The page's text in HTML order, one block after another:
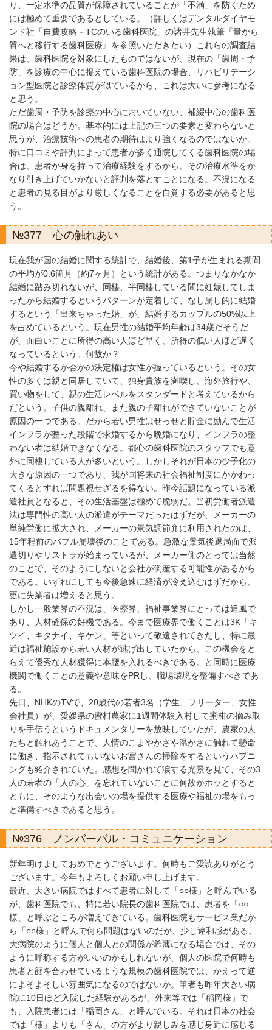
り、一定水準の品質が保障されていることが「不満」を防ぐため
には極めて重要であるとしている。（詳しくはデンタルダイヤモ
ンド社「自費攻略－TCのいる歯科医院」の諸井先生執筆『量から
質へと移行する歯科医療』を参照いただきたい）これらの調査結
果は、歯科医院を対象にしたものではないが、現在の「歯周・予
防」を診療の中心に捉えている歯科医院の場合、リハビリテーシ
ョン型医院と診療体質が似ているから、これは大いに参考になる
と思う。
ただ歯周・予防を診療の中心においていない、補綴中心の歯科医
院の場合はどうか。基本的には上記の三つの要素と変わらないと
思うが、治療技術への患者の期待はより強くなるのではないか。
特に口コミや評判によって患者が多く通院してくる歯科医院の場
合は、患者が身を持って治療経験をするから、その治療水準をか
なり引き上げていかないと評判を落とすことになる。不況になる
と患者の見る目がより厳しくなることを自覚する必要があると思
う。
№377 心の触れあい
現在我が国の結婚に関する統計で、結婚後、第1子が生まれる期間
の平均が0.6箇月（約7ヶ月）という統計がある。つまりなかなか
結婚に踏み切れないが、同棲、半同棲している間に妊娠してしま
ったから結婚するというパターンが定着して、なし崩し的に結婚
するという「出来ちゃった婚」が、結婚するカップルの50%以上
を占めているという。現在男性の結婚平均年齢は34歳だそうだ
が、面白いことに所得の高い人ほど早く、所得の低い人ほど遅く
なっているという。何故か？
今や結婚するか否かの決定権は女性が握っているという。その女
性の多くは親と同居していて、独身貴族を満喫し、海外旅行や、
買い物をして、親の生活レベルをスタンダードと考えているから
だという。子供の親離れ、また親の子離れができていないことが
原因の一つである。だから若い男性はせっせと貯金に励んで生活
インフラが整った段階で求婚するから晩婚になり、インフラの整
わない者は結婚できなくなる。都心の歯科医院のスタッフでも意
外に同棲している人が多いという。しかしそれが日本の少子化の
大きな原因の一つであり、我が国将来の社会福祉制度にかかわっ
てくるとすれば問題視せざるを得ない。昨今話題になっている派
遣社員となると、その生活基盤は極めて脆弱だ。当初労働者派遣
法は専門性の高い人の派遣がテーマだったはずだが、メーカーの
単純労働に拡大され、メーカーの景気調節弁に利用されたのは、
15年程前のバブル崩壊後のことである。急激な景気後退局面で派
遣切りやリストラが始まっているが、メーカー側のとっては当然
のことで、そのようにしないと会社が倒産する可能性があるから
である。いずれにしても今後急速に経済が冷え込むはずだから、
更に失業者は増えると思う。
しかし一般業界の不況は、医療界、福祉事業界にとっては追風で
あり、人材確保の好機である。今まで医療界で働くことは3K「キ
ツイ、キタナイ、キケン」等といって敬遠されてきたし、特に最
近は福祉施設から若い人材が逃げ出していたから、この機会をと
らえて優秀な人材獲得に本腰を入れるべきである。と同時に医療
機関で働くことの意義や意味をPRし、職場環境を整備すべきであ
る。
先日、NHKのTVで、20歳代の若者3名（学生、フリーター、女性
会社員）が、愛媛県の蜜柑農家に1週間体験入村して蜜柑の摘み取
りを手伝うというドキュメンタリーを放映していたが、農家の人
たちと触れあうことで、人情のこまやかさや温かさに触れて懸命
に働き、指示されてもいないお宮さんの掃除をするというハプニ
ングも紹介されていた。感想を聞かれて涙する光景を見て、その3
人の若者の「人の心」を忘れていないことに何故かホッとすると
ともに、そのような出会いの場を提供する医療や福祉の場をもっ
と準備すべきであると思う。
№376 ノンバーバル・コミュニケーション
新年明けましておめでとうございます。何時もご愛読ありがとう
ございます。今年もよろしくお願い申し上げます。
最近、大きい病院ではすべて患者に対して「○○様」と呼んでいる
が、歯科医院でも、特に若い院長の歯科医院では、患者を「○○
様」と呼ぶところが増えてきている。歯科医院もサービス業だか
ら「○○様」と呼んで何ら問題はないのだが、少し違和感がある。
大病院のように個人と個人との関係が希薄になる場合では、その
ように呼称する方がいいのかもしれないが、個人の医院で何時も
患者と顔を合わせているような規模の歯科医院では、かえって逆
によそよそしい雰囲気になるのではないか。筆者も昨年大きい病
院に10日ほど入院した経験があるが、外来等では「稲岡様」で
も、入院患者には「稲岡さん」と呼んでいる。それは日本の社会
では「様」よりも「さん」の方がより親しみを感じ身近に感じる